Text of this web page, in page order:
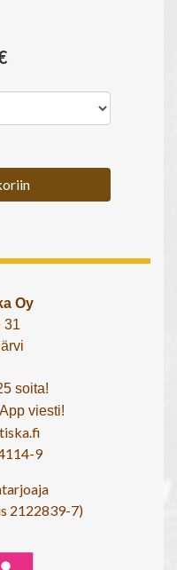
Oy
31
soita!
viesti!
9
2122839-7)